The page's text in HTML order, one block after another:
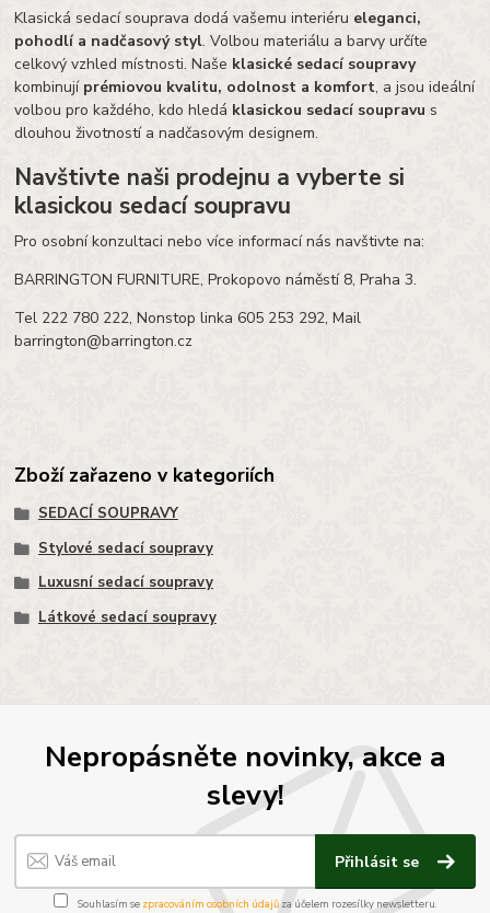
Klasická sedací souprava dodá vašemu interiéru eleganci,
pohodlí a nadčasový styl. Volbou materiálu a barvy určíte
celkový vzhled místnosti. Naše klasické sedací soupravy
kombinují prémiovou kvalitu, odolnost a komfort, a jsou ideální
volbou pro každého, kdo hledá klasickou sedací soupravu s
dlouhou životností a nadčasovým designem.
Navštivte naši prodejnu a vyberte si
klasickou sedací soupravu
Pro osobní konzultaci nebo více informací nás navštivte na:
BARRINGTON FURNITURE, Prokopovo náměstí 8, Praha 3.
Tel 222 780 222, Nonstop linka 605 253 292, Mail
barrington@barrington.cz
Zboží zařazeno v kategoriích
SEDACÍ SOUPRAVY
Stylové sedací soupravy
Luxusní sedací soupravy
Látkové sedací soupravy
Nepropásněte novinky, akce a
slevy!
Přihlásit se
Souhlasím se zpracováním osobních údajůza účelem rozesílky newsletteru.